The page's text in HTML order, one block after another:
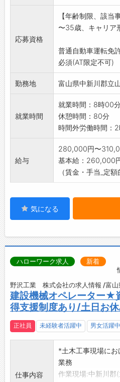
技術資格の取得
【変更範囲:変更
※応募される方は、
さい。
応募資格
【年齢制限、該当
〜35歳、キャリア
普通自動車運転免
必須(AT限定不可)
勤務地 富山県中新川郡立
就業時間
就業時間：8時00
休憩時間：80分
時間外労働時間：
給与
280,000円〜
基本給：260,000
（賃金・手当_定
気になる
ハローワーク求人 新着
野沢工業 株式会社の求人情報 /富山
建設機械オペレーター★
得支援制度あり/土日お
正社員 未経験者活躍中 男女活躍中
仕事内容
*土木工事現場に
業務
作業現場:中新川郡